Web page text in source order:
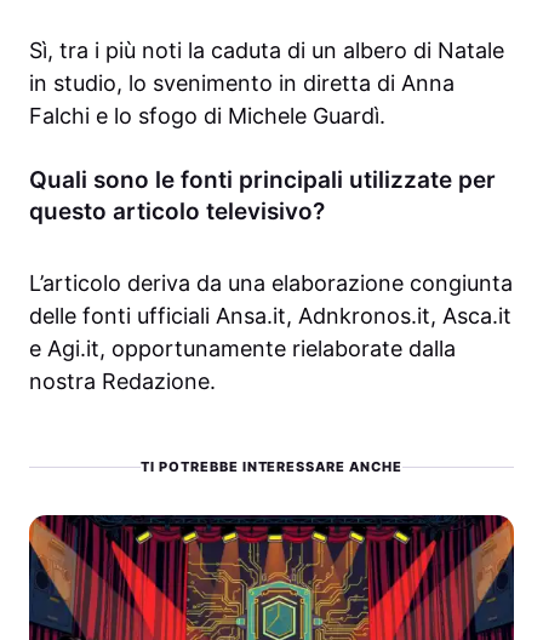
Sì, tra i più noti la caduta di un albero di Natale
in studio, lo svenimento in diretta di Anna
Falchi e lo sfogo di Michele Guardì.
Quali sono le fonti principali utilizzate per
questo articolo televisivo?
L’articolo deriva da una elaborazione congiunta
delle fonti ufficiali Ansa.it, Adnkronos.it, Asca.it
e Agi.it, opportunamente rielaborate dalla
nostra Redazione.
TI POTREBBE INTERESSARE ANCHE